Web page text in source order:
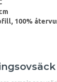
100%